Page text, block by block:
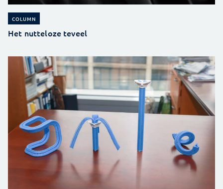
COLUMN
Het nutteloze teveel